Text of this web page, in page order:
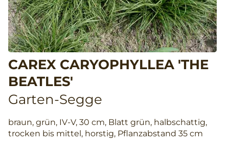
CAREX CARYOPHYLLEA 'THE
BEATLES'
Garten-Segge
braun, grün, IV-V, 30 cm, Blatt grün, halbschattig,
trocken bis mittel, horstig, Pflanzabstand 35 cm